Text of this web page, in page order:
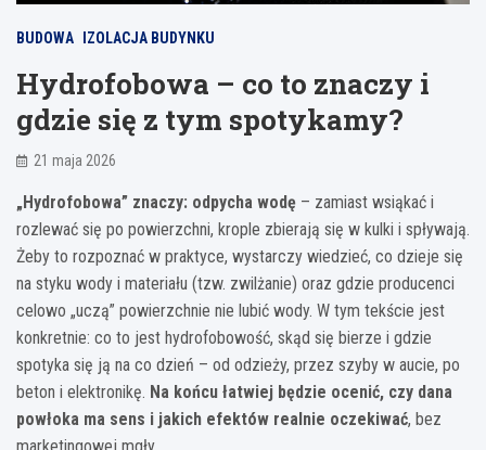
BUDOWA IZOLACJA BUDYNKU
Hydrofobowa – co to znaczy i
gdzie się z tym spotykamy?
21 maja 2026
„Hydrofobowa” znaczy: odpycha wodę – zamiast wsiąkać i
rozlewać się po powierzchni, krople zbierają się w kulki i spływają.
Żeby to rozpoznać w praktyce, wystarczy wiedzieć, co dzieje się
na styku wody i materiału (tzw. zwilżanie) oraz gdzie producenci
celowo „uczą” powierzchnie nie lubić wody. W tym tekście jest
konkretnie: co to jest hydrofobowość, skąd się bierze i gdzie
spotyka się ją na co dzień – od odzieży, przez szyby w aucie, po
beton i elektronikę. Na końcu łatwiej będzie ocenić, czy dana
powłoka ma sens i jakich efektów realnie oczekiwać, bez